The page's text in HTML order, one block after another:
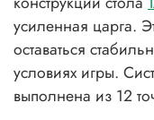
усиленная царга.
оставаться
условиях игры.
выполнена из 12